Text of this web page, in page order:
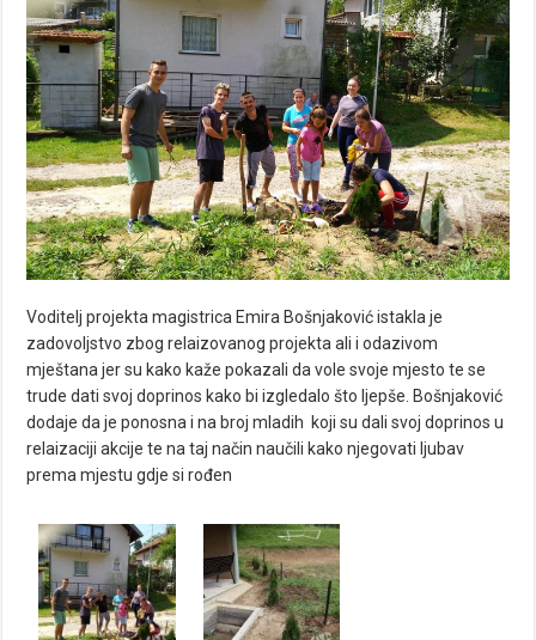
Voditelj projekta magistrica Emira Bošnjaković istakla je
zadovoljstvo zbog relaizovanog projekta ali i odazivom
mještana jer su kako kaže pokazali da vole svoje mjesto te se
trude dati svoj doprinos kako bi izgledalo što ljepše. Bošnjaković
dodaje da je ponosna i na broj mladih koji su dali svoj doprinos u
relaizaciji akcije te na taj način naučili kako njegovati ljubav
prema mjestu gdje si rođen